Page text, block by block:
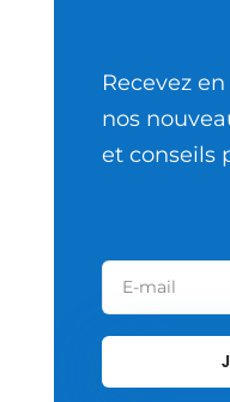
Recevez
nos
et conseils